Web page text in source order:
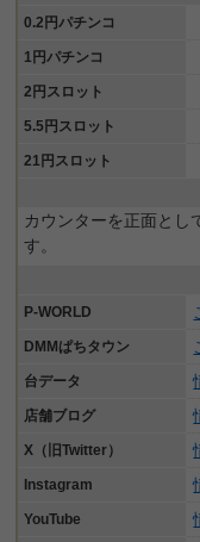
0.2円パチンコ
1円パチンコ
2円スロット
5.5円スロット
21円スロット
カウンターを正面とし
す。
P-WORLD
DMMぱちタウン
台データ
店舗ブログ
X（旧Twitter）
Instagram
YouTube